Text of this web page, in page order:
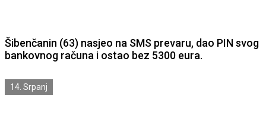
Šibenčanin (63) nasjeo na SMS prevaru, dao PIN svog
bankovnog računa i ostao bez 5300 eura.
14. Srpanj